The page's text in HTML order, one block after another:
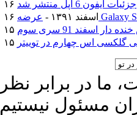
جزئیات آیفون 6 اپل منتشر شد
۱۶ اسفند ۱۳۹۱ -
اسفند 91 سری سوم
اس چهارم در توییتر
در برابر نظر
مسئول نیستیم